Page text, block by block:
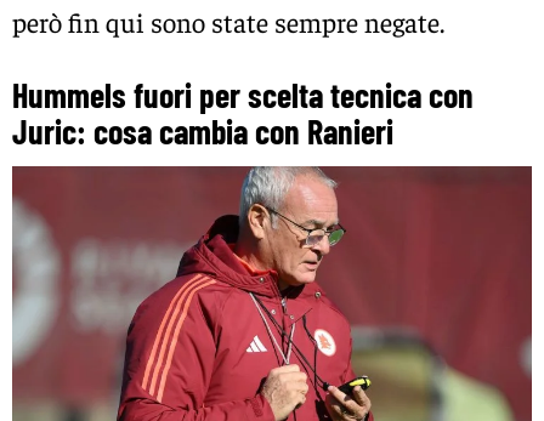
però fin qui sono state sempre negate.
Hummels fuori per scelta tecnica con
Juric: cosa cambia con Ranieri